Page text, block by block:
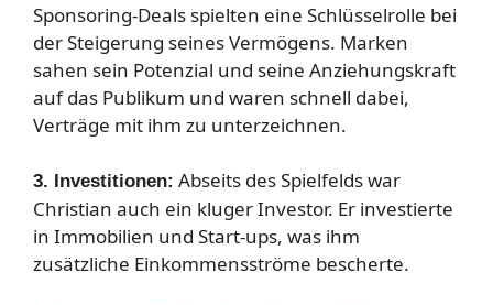
Sponsoring-Deals spielten eine Schlüsselrolle bei
der Steigerung seines Vermögens. Marken
sahen sein Potenzial und seine Anziehungskraft
auf das Publikum und waren schnell dabei,
Verträge mit ihm zu unterzeichnen.
3. Investitionen: Abseits des Spielfelds war
Christian auch ein kluger Investor. Er investierte
in Immobilien und Start-ups, was ihm
zusätzliche Einkommensströme bescherte.